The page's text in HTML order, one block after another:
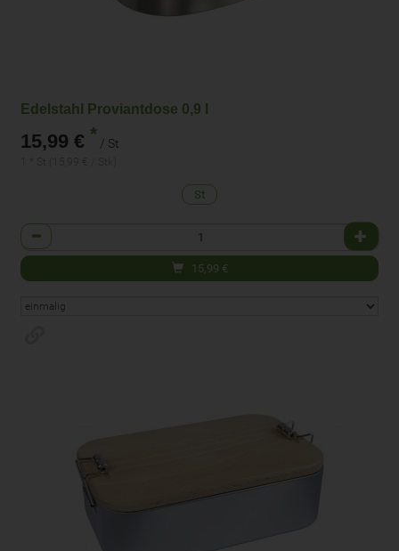
Edelstahl Proviantdose 0,9 l
15,99 € * / St
St
Anzahl
15,99 €